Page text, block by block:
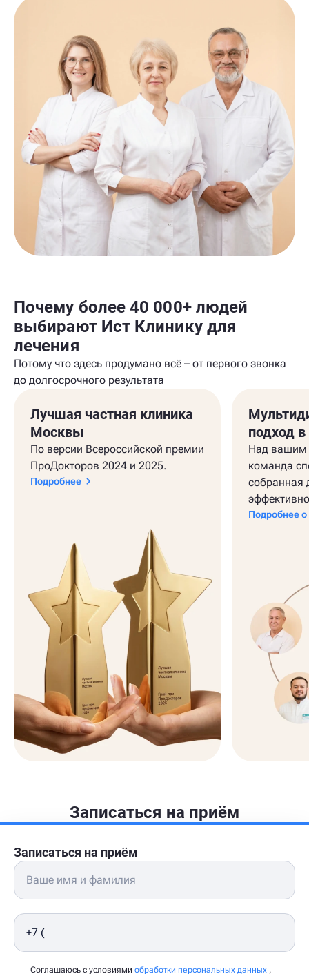
Почему более 40 000+ людей
выбирают Ист Клинику для
лечения
Потому что здесь продумано всё – от первого звонка
до долгосрочного результата
Лучшая частная клиника
Москвы
По версии Всероссийской премии
ПроДокторов 2024 и 2025.
Подробнее
подход
Над вашим
команда
собранная
Подробнее о
Записаться на приём
Записаться на приём
Соглашаюсь с условиями обработки персональных данных ,